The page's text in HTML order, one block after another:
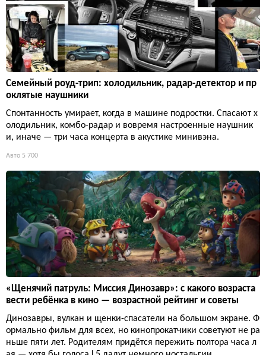
Семейный роуд-трип: холодильник, радар-детектор и пр
оклятые наушники
Спонтанность умирает, когда в машине подростки. Спасают х
олодильник, комбо-радар и вовремя настроенные наушник
и, иначе — три часа концерта в акустике минивэна.
Авто 5 700
«Щенячий патруль: Миссия Динозавр»: с какого возраста
вести ребёнка в кино — возрастной рейтинг и советы
Динозавры, вулкан и щенки-спасатели на большом экране. Ф
ормально фильм для всех, но кинопрокатчики советуют не ра
ньше пяти лет. Родителям придётся пережить полтора часа л